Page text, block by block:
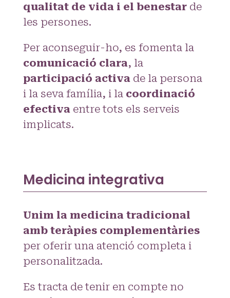
qualitat de vida i el benestar de
les persones.
Per aconseguir-ho, es fomenta la
comunicació clara, la
participació activade la persona
i la seva família, i la coordinació
efectivaentre tots els serveis
implicats.
Medicina integrativa
Unim la medicina tradicional
amb teràpies complementàries
per oferir una atenció completa i
personalitzada.
Es tracta de tenir en compte no